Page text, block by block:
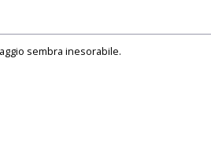
sembra inesorabile.